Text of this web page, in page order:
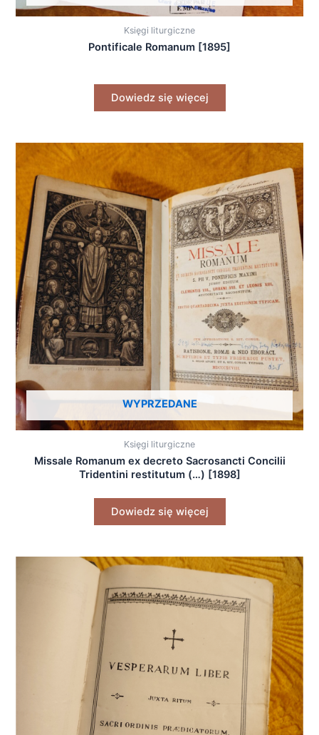
Księgi liturgiczne
Pontificale Romanum [1895]
Dowiedz się więcej
WYPRZEDANE
Księgi liturgiczne
Missale Romanum ex decreto Sacrosancti Concilii
Tridentini restitutum (…) [1898]
Dowiedz się więcej